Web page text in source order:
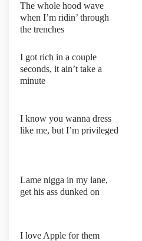
The whole hood wave
when I’m ridin’ through
the trenches
I got rich in a couple
seconds, it ain’t take a
minute
I know you wanna dress
like me, but I’m privileged
Lame nigga in my lane,
get his ass dunked on
I love Apple for them